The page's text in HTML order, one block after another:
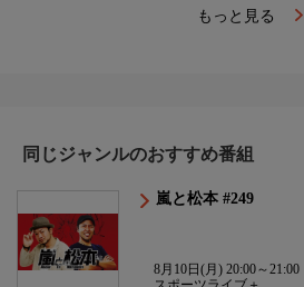
もっと見る
同じジャンルのおすすめ番組
嵐と松本 #249
8月10日(月) 20:00～21:00